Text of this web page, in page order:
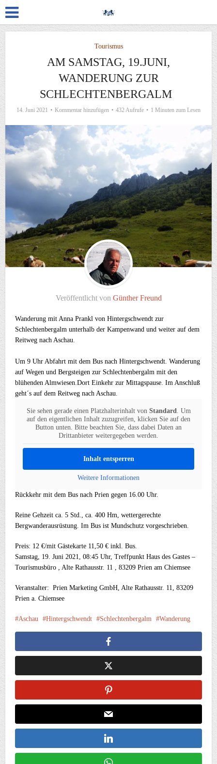
Tourismus
AM SAMSTAG, 19.JUNI,
WANDERUNG ZUR
SCHLECHTENBERGALM
14. Juni 2021 Kommentar hinzufügen 432 Aufrufe 1 Minuten zum Lesen
Veröffentlicht von Günther Freund
Wanderung mit Anna Prankl von Hintergschwendt zur
Schlechtenbergalm unterhalb der Kampenwand und weiter auf dem
Reitweg nach Aschau.
Um 9 Uhr Abfahrt mit dem Bus nach Hintergschwendt. Wanderung
auf Wegen und Bergsteigen zur Schlechtenbergalm mit den
blühenden Almwiesen.Dort Einkehr zur Mittagspause. Im Anschluß
geht´s auf dem Reitweg nach Aschau.
Sie sehen gerade einen Platzhalterinhalt von Standard. Um
auf den eigentlichen Inhalt zuzugreifen, klicken Sie auf den
Button unten. Bitte beachten Sie, dass dabei Daten an
Drittanbieter weitergegeben werden.
Inhalt entsperren
Weitere Informationen
Rückkehr mit dem Bus nach Prien gegen 16.00 Uhr.
Reine Gehzeit ca. 5 Std., ca. 400 Hm, wettergerechte
Bergwanderausrüstung. Im Bus ist Mundschutz vorgeschrieben.
Preis: 12 €/mit Gästekarte 11,50 € inkl. Bus.
Samstag, 19. Juni 2021, 08:45 Uhr, Treffpunkt Haus des Gastes –
Tourismusbüro , Alte Rathausstr. 11 , 83209 Prien am Chiemsee
Veranstalter: Prien Marketing GmbH, Alte Rathausstr. 11, 83209
Prien a. Chiemsee
Aschau Hintergschwendt Schlechtenbergalm Wanderung